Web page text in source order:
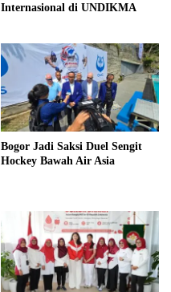
Internasional di UNDIKMA
Bogor Jadi Saksi Duel Sengit
Hockey Bawah Air Asia